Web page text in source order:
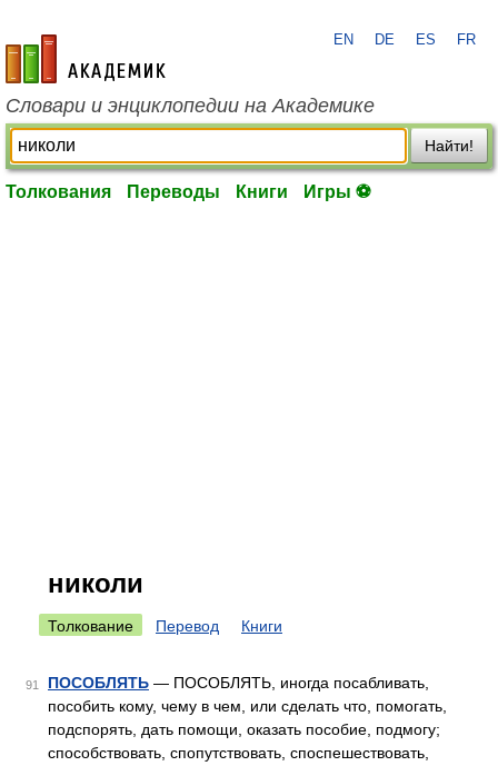
academic.ru
EN DE ES FR
Словари и энциклопедии на Академике
Найти!
Толкования Переводы Книги Игры ⚽
николи
Толкование Перевод Книги
91 ПОСОБЛЯТЬ — ПОСОБЛЯТЬ, иногда посабливать,
пособить кому, чему в чем, или сделать что, помогать,
подспорять, дать помощи, оказать пособие, подмогу;
способствовать, спопутствовать, споспешествовать,